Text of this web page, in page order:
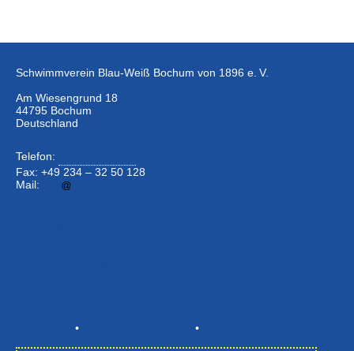
Schwimmverein Blau-Weiß Bochum von 1896 e. V.
Am Wiesengrund 18
44795 Bochum
Deutschland
Telefon:
Fax: +49 234 – 32 50 128
Mail:
• •